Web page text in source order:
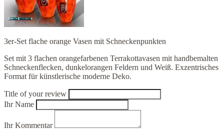
3er-Set flache orange Vasen mit Schneckenpunkten
Set mit 3 flachen orangefarbenen Terrakottavasen mit handbemalten
Schneckenflecken, dunkelorangen Feldern und Weiß. Exzentrisches
Format für künstlerische moderne Deko.
Title of your review
Ihr Name
Ihr Kommentar